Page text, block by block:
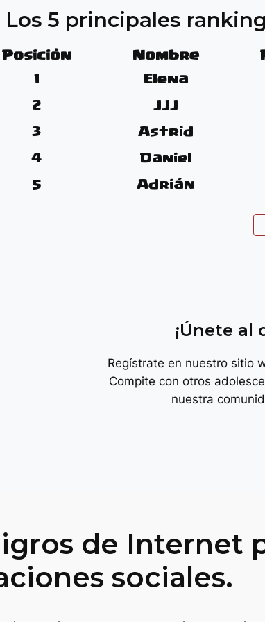
Los 5 principales
Posición Nombre
1
Elena
2 JJJ
3 Astrid
4 Daniel
5 Adrián
¡Únete al
Regístrate en nuestro sitio
Compite con otros
nuestra
de Internet
sociales.